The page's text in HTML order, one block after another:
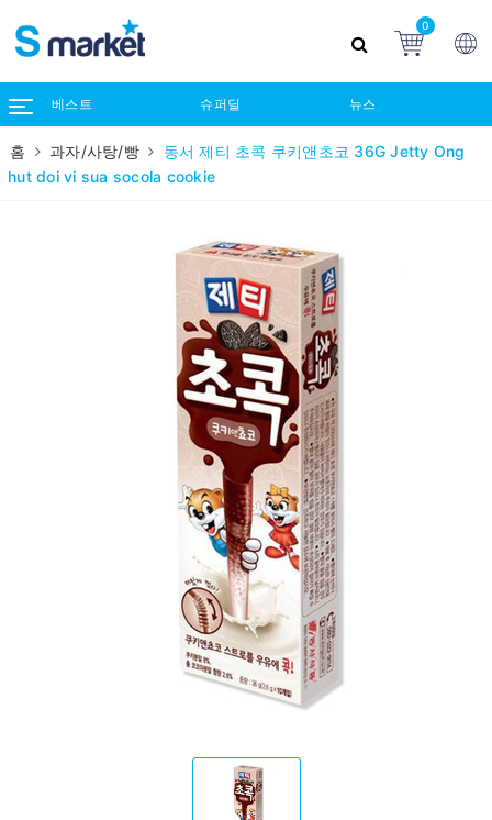
0
베스트 슈퍼딜 뉴스
홈 과자/사탕/빵
동서 제티 초콕 쿠키앤초코 36G Jetty Ong
hut doi vi sua socola cookie